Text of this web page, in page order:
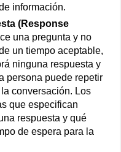
información.
(Response
una pregunta y no
un tiempo aceptable,
ninguna respuesta y
persona puede repetir
conversación. Los
que especifican
respuesta y qué
de espera para la